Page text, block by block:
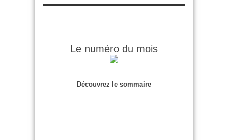
Le numéro du mois
Découvrez le sommaire